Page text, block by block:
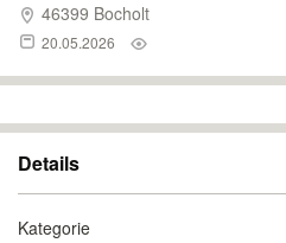
46399 Bocholt
20.05.2026
Details
Kategorie